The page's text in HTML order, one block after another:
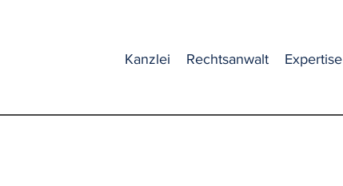
Kanzlei Rechtsanwalt Expertise